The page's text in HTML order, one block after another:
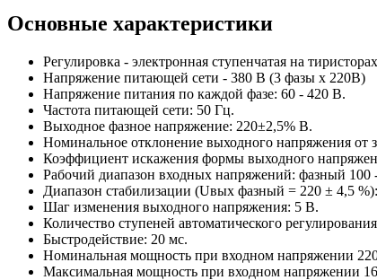
Основные характеристики
Регулировка - электронная ступенчатая на
Напряжение питающей сети - 380 В (3 фазы х 220В)
Напряжение питания по каждой фазе: 60 - 420 В.
Частота питающей сети: 50 Гц.
Выходное фазное напряжение: 220±2,5% В.
Номинальное отклонение выходного напряжения от
Коэффициент искажения формы выходного
Рабочий диапазон входных напряжений: фазный
Диапазон стабилизации (Uвых фазный = 220 ± 4,5
Шаг изменения выходного напряжения: 5 В.
Количество ступеней автоматического
Быстродействие: 20 мс.
Номинальная мощность при входном напряжении
Максимальная мощность при входном напряжении